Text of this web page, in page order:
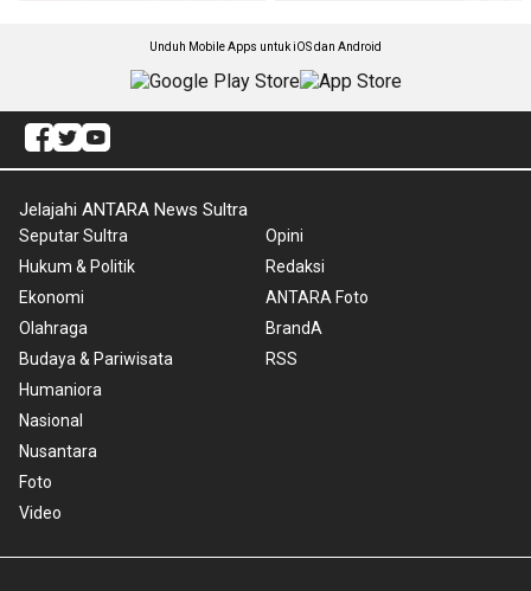
Unduh Mobile Apps untuk iOS dan Android
Jelajahi ANTARA News Sultra
Seputar Sultra
Hukum & Politik
Ekonomi
Olahraga
Budaya & Pariwisata
Humaniora
Nasional
Nusantara
Foto
Video
Opini
Redaksi
ANTARA Foto
BrandA
RSS